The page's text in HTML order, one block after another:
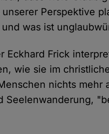
Perspektive
was ist
Eckhard Frick
wie sie im
nichts mehr
Seelenwanderung,